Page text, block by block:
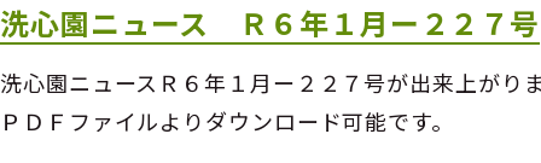
洗心園ニュース Ｒ６年１月ー２２７号
洗心園ニュースＲ６年１月ー２２７号が出来上がり
ＰＤＦファイルよりダウンロード可能です。